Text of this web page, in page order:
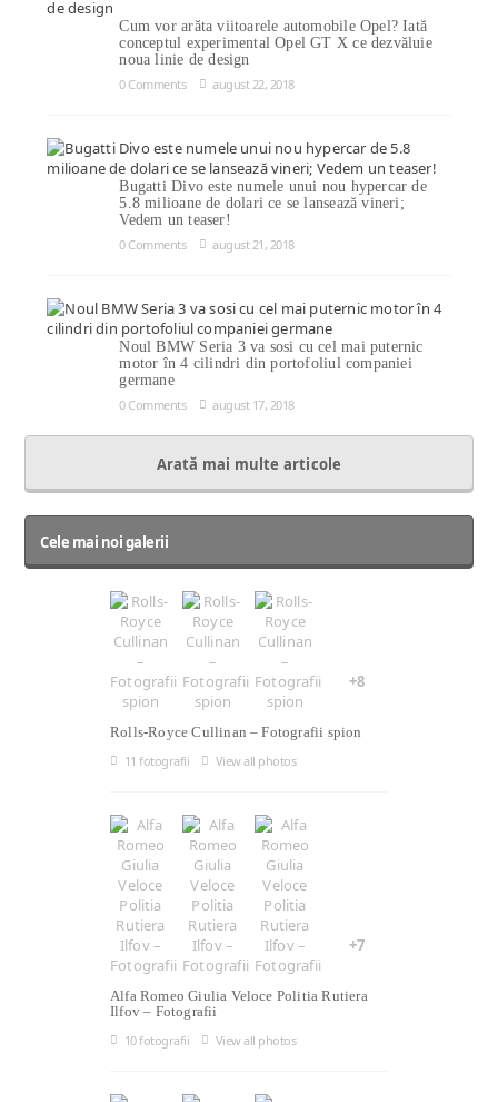
Cum vor arăta viitoarele automobile Opel? Iată
conceptul experimental Opel GT X ce dezvăluie
noua linie de design
0 Comments
august 22, 2018
Bugatti Divo este numele unui nou hypercar de
5.8 milioane de dolari ce se lansează vineri;
Vedem un teaser!
0 Comments
august 21, 2018
Noul BMW Seria 3 va sosi cu cel mai puternic
motor în 4 cilindri din portofoliul companiei
germane
0 Comments
august 17, 2018
Arată mai multe articole
Cele mai noi galerii
+8
Rolls-Royce Cullinan – Fotografii spion
11 fotografii
View all photos
+7
Alfa Romeo Giulia Veloce Politia Rutiera
Ilfov – Fotografii
10 fotografii
View all photos